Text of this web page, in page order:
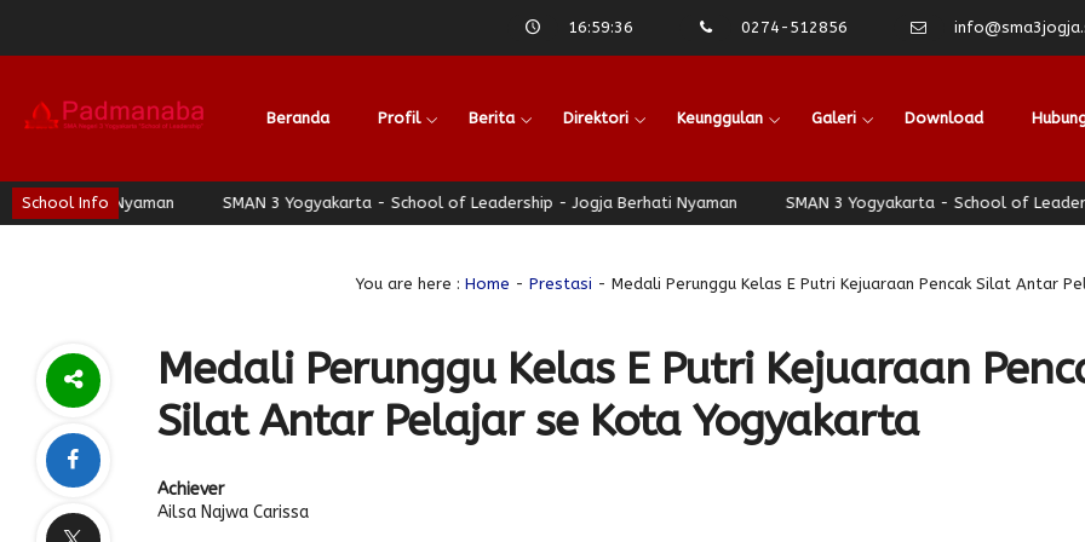
16:59:36 0274-512856
Beranda Profil Berita Direktori Keunggulan Galeri Download
School Info
Nyaman SMAN 3 Yogyakarta - School of Leadership - Jogja Berhati Nyaman SMAN 3 Yogyakarta - School of Leadership -
You are here : Home - Prestasi - Medali Perunggu Kelas E Putri Kejuaraan Pencak Silat Antar
Medali Perunggu Kelas E Putri Kejuaraan
Silat Antar Pelajar se Kota Yogyakarta
Achiever
Ailsa Najwa Carissa